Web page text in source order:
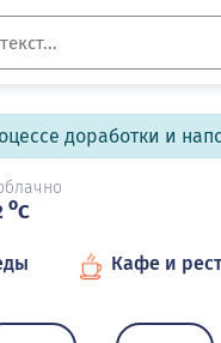
доработки и
oC
Кафе и